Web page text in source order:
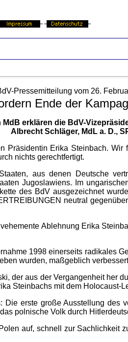
Pressemitteilung vom 26.
Ende der
erklären die BdV-
Albrecht Schläger, MdL a. D.,
Präsidentin Erika Steinbach.
nichts gerechtfertigt.
aus denen Deutsche
Jugoslawiens. Im
des BdV ausgezeichnet
neutral
Ablehnung Erika
1998 einerseits radikales
wurden, maßgeblich
der aus der Vergangenheit her
Steinbachs mit dem Holocaust-
erste große Ausstellung
polnische Volk durch
auf, schnell zur Sachlichkeit